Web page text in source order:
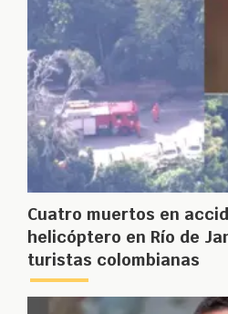
Cuatro muertos en
helicóptero en Río de
turistas colombianas